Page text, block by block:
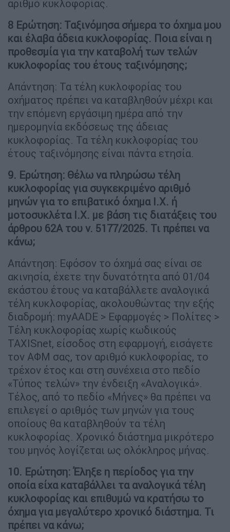
αριθμό κυκλοφορίας.
8 Ερώτηση: Ταξινόμησα σήμερα το όχημα μου
και έλαβα άδεια κυκλοφορίας. Ποια είναι η
προθεσμία για την καταβολή των τελών
κυκλοφορίας του έτους ταξινόμησης;
Απάντηση: Τα τέλη κυκλοφορίας του
οχήματος πρέπει να καταβληθούν μέχρι και
την επόμενη εργάσιμη ημέρα από την
ημερομηνία εκδόσεως της άδειας
κυκλοφορίας. Τα τέλη κυκλοφορίας του
έτους ταξινόμησης είναι πάντα ετησία.
9. Ερώτηση: Θέλω να πληρώσω τέλη
κυκλοφορίας για συγκεκριμένο αριθμό
μηνών για το επιβατικό όχημα Ι.Χ. ή
μοτοσυκλέτα Ι.Χ. με βάση τις διατάξεις του
άρθρου 62Α του ν. 5177/2025. Τι πρέπει να
κάνω;
Απάντηση: Εφόσον το όχημά σας είναι σε
ακινησία, έχετε την δυνατότητα από 01/04
εκάστου έτους να καταβάλλετε αναλογικά
τέλη κυκλοφορίας, ακολουθώντας την εξής
διαδρομή: myAADE > Εφαρμογές > Πολίτες >
Τέλη κυκλοφορίας χωρίς κωδικούς
TAXISnet, είσοδος στη εφαρμογή, εισάγετε
τον ΑΦΜ σας, τον αριθμό κυκλοφορίας, το
τρέχον έτος και στη συνέχεια στο πεδίο
«Τύπος τελών» την ένδειξη «Αναλογικά».
Τέλος, από το πεδίο «Μήνες» θα πρέπει να
επιλεγεί ο αριθμός των μηνών για τους
οποίους θα καταβληθούν τα τέλη
κυκλοφορίας. Χρονικό διάστημα μικρότερο
του μηνός λογίζεται ως ολόκληρος μήνας.
10. Ερώτηση: Έληξε η περίοδος για την
οποία είχα καταβάλλει τα αναλογικά τέλη
κυκλοφορίας και επιθυμώ να κρατήσω το
όχημα για μεγαλύτερο χρονικό διάστημα. Τι
πρέπει να κάνω;